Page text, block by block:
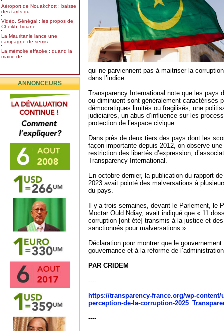
Aéroport de Nouakchott : baisse
des tarifs du...
Vidéo. Sénégal : les propos de
Cheikh Tidiane...
La Mauritanie lance une
campagne de semis...
La mémoire effacée : quand la
mairie de...
ANNONCEURS
qui ne parviennent pas à maitriser la
dans l’indice.
Transparency International note que les pays
ou diminuent sont généralement caractérisés
démocratiques limités ou fragilisés, une
judiciaires, un abus d’influence sur les
protection de l’espace civique.
Dans près de deux tiers des pays dont les
façon importante depuis 2012, on observe
restriction des libertés d’expression,
Transparency International.
En octobre dernier, la publication du rapport
2023 avait pointé des malversations à
du pays.
Il y’a trois semaines, devant le Parlement, le
Moctar Ould Ndiay, avait indiqué que « 11
corruption [ont été] transmis à la justice et
sanctionnés pour malversations ».
Déclaration pour montrer que le
gouvernance et à la réforme de
PAR CRIDEM
----
https://transparency-france.org/wp-content/
perception-de-la-corruption-
----